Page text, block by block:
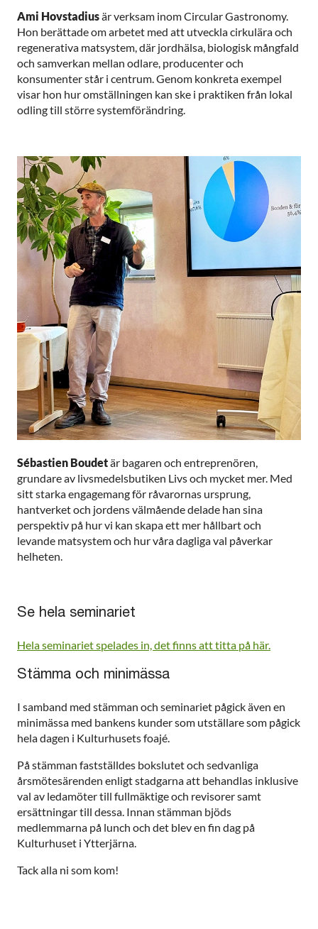
Ami Hovstadiusär verksam inom Circular Gastronomy.
Hon berättade om arbetet med att utveckla cirkulära och
regenerativa matsystem, där jordhälsa, biologisk mångfald
och samverkan mellan odlare, producenter och
konsumenter står i centrum. Genom konkreta exempel
visar hon hur omställningen kan ske i praktiken från lokal
odling till större systemförändring.
Sébastien Boudetär bagaren och entreprenören,
grundare av livsmedelsbutiken Livs och mycket mer. Med
sitt starka engagemang för råvarornas ursprung,
hantverket och jordens välmående delade han sina
perspektiv på hur vi kan skapa ett mer hållbart och
levande matsystem och hur våra dagliga val påverkar
helheten.
Se hela seminariet
Hela seminariet spelades in, det finns att titta på här.
Stämma och minimässa
I samband med stämman och seminariet pågick även en
minimässa med bankens kunder som utställare som pågick
hela dagen i Kulturhusets foajé.
På stämman fastställdes bokslutet och sedvanliga
årsmötesärenden enligt stadgarna att behandlas inklusive
val av ledamöter till fullmäktige och revisorer samt
ersättningar till dessa. Innan stämman bjöds
medlemmarna på lunch och det blev en fin dag på
Kulturhuset i Ytterjärna.
Tack alla ni som kom!